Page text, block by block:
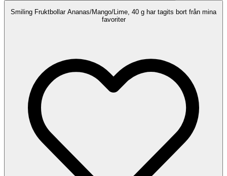
Smiling Fruktbollar Ananas/Mango/Lime, 40 g har tagits bort från mina
favoriter